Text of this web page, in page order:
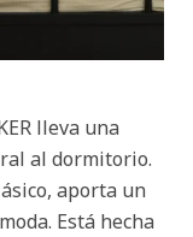
lleva una
al dormitorio.
aporta un
Está hecha